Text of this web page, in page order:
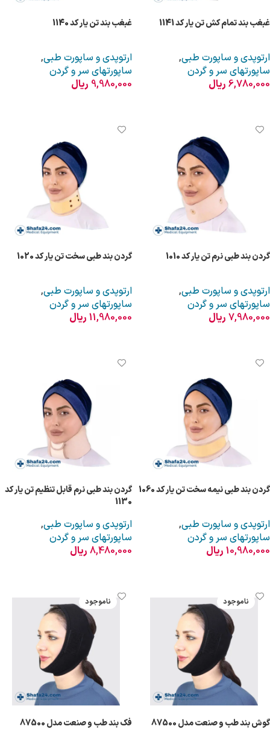
غبغب بند تمام کش تن یار کد 1141
ارتوپدی و ساپورت طبی,
ساپورتهای سر و گردن
6,780,000 ریال
غبغب بند تن یار کد 1140
ارتوپدی و ساپورت طبی,
ساپورتهای سر و گردن
9,980,000 ریال
گردن بند طبی نرم تن یار کد 1010
ارتوپدی و ساپورت طبی,
ساپورتهای سر و گردن
7,980,000 ریال
گردن بند طبی سخت تن یار کد 1020
ارتوپدی و ساپورت طبی,
ساپورتهای سر و گردن
11,980,000 ریال
گردن بند طبی نیمه سخت تن یار کد 1060
ارتوپدی و ساپورت طبی,
ساپورتهای سر و گردن
10,980,000 ریال
گردن بند طبی نرم قابل تنظیم تن یار کد
1130
ارتوپدی و ساپورت طبی,
ساپورتهای سر و گردن
8,480,000 ریال
ناموجود
گوش بند طب و صنعت مدل 87500
ناموجود
فک بند طب و صنعت مدل 87500